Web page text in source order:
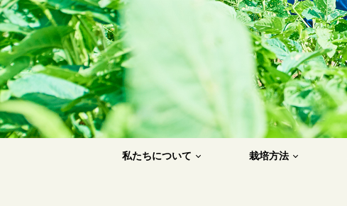
私たちについて 栽培方法